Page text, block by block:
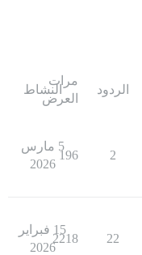
الردود
مرات
العرض
النشاط
2
196
5 مارس
2026
22
2218
15 فبراير
2026